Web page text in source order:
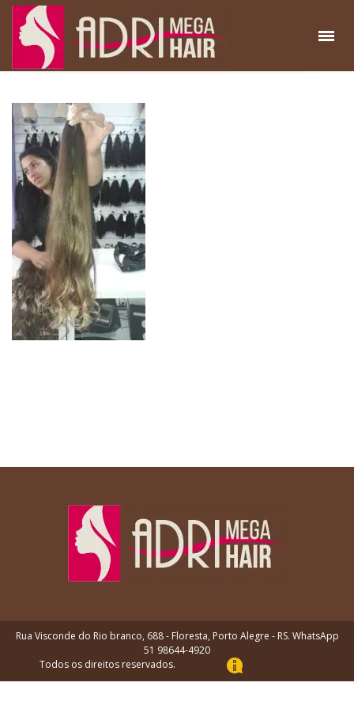
Rua Visconde do Rio branco, 688 - Floresta, Porto Alegre - RS. WhatsApp
51 98644-4920
Todos os direitos reservados.